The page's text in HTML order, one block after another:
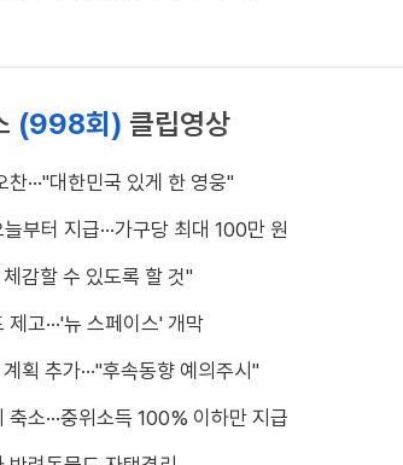
(998회) 클립영상
···"대한민국 있게 한 영웅"
부터 지급···가구당 최대 100만 원
감할 수 있도록 할 것"
고···'뉴 스페이스' 개막
획 추가···"후속동향 예의주시"
소···중위소득 100% 이하만 지급